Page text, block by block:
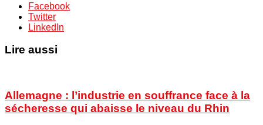
Facebook
Twitter
LinkedIn
Lire aussi
Allemagne : l’industrie en souffrance face à la
sécheresse qui abaisse le niveau du Rhin